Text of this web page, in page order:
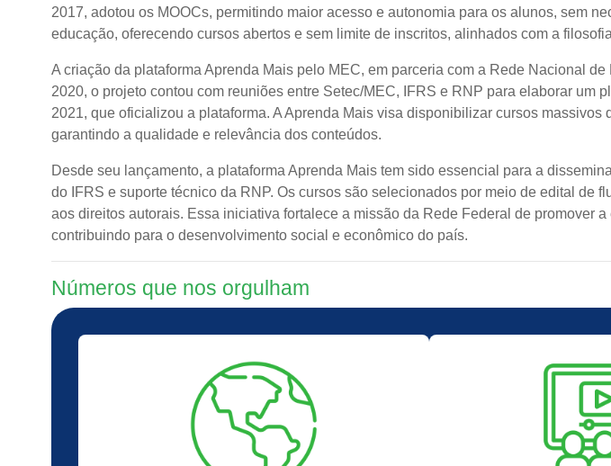
2017, adotou os MOOCs, permitindo maior acesso e autonomia para os alunos, sem
educação, oferecendo cursos abertos e sem limite de inscritos, alinhados com a
A criação da plataforma Aprenda Mais pelo MEC, em parceria com a Rede Nacional
2020, o projeto contou com reuniões entre Setec/MEC, IFRS e RNP para elaborar um
2021, que oficializou a plataforma. A Aprenda Mais visa disponibilizar cursos
garantindo a qualidade e relevância dos conteúdos.
Desde seu lançamento, a plataforma Aprenda Mais tem sido essencial para a
do IFRS e suporte técnico da RNP. Os cursos são selecionados por meio de edital
aos direitos autorais. Essa iniciativa fortalece a missão da Rede Federal de promover
contribuindo para o desenvolvimento social e econômico do país.
Números que nos orgulham